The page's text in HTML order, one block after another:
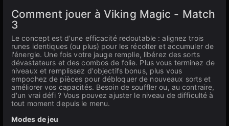
Comment jouer à Viking Magic - Match
3
Le concept est d'une efficacité redoutable : alignez trois
runes identiques (ou plus) pour les récolter et accumuler de
l'énergie. Une fois votre jauge remplie, libérez des sorts
dévastateurs et des combos de folie. Plus vous terminez de
niveaux et remplissez d'objectifs bonus, plus vous
empochez de pièces pour débloquer de nouveaux sorts et
améliorer vos capacités. Besoin de souffler ou, au contraire,
d'un vrai défi ? Vous pouvez ajuster le niveau de difficulté à
tout moment depuis le menu.
Modes de jeu